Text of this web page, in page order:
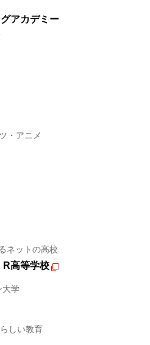
アカデミー
・アニメ
ネットの高校
R高等学校
大学
しい教育